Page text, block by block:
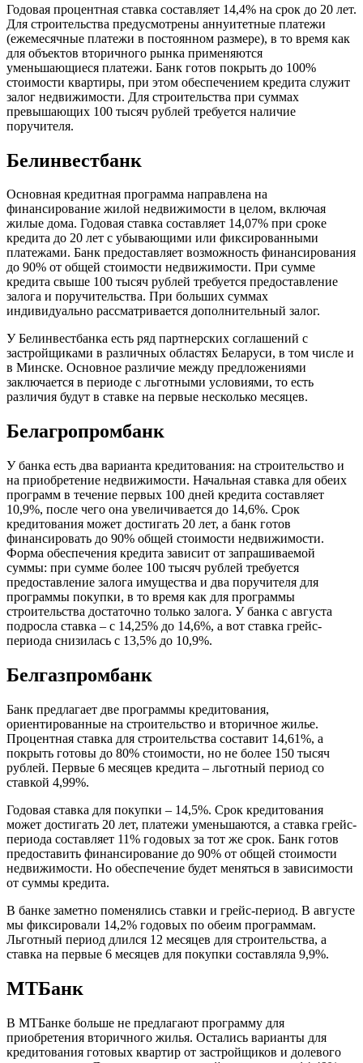
Годовая процентная ставка составляет 14,4% на срок до 20 лет.
Для строительства предусмотрены аннуитетные платежи
(ежемесячные платежи в постоянном размере), в то время как
для объектов вторичного рынка применяются
уменьшающиеся платежи. Банк готов покрыть до 100%
стоимости квартиры, при этом обеспечением кредита служит
залог недвижимости. Для строительства при суммах
превышающих 100 тысяч рублей требуется наличие
поручителя.
Белинвестбанк
Основная кредитная программа направлена на
финансирование жилой недвижимости в целом, включая
жилые дома. Годовая ставка составляет 14,07% при сроке
кредита до 20 лет с убывающими или фиксированными
платежами. Банк предоставляет возможность финансирования
до 90% от общей стоимости недвижимости. При сумме
кредита свыше 100 тысяч рублей требуется предоставление
залога и поручительства. При больших суммах
индивидуально рассматривается дополнительный залог.
У Белинвестбанка есть ряд партнерских соглашений с
застройщиками в различных областях Беларуси, в том числе и
в Минске. Основное различие между предложениями
заключается в периоде с льготными условиями, то есть
различия будут в ставке на первые несколько месяцев.
Белагропромбанк
У банка есть два варианта кредитования: на строительство и
на приобретение недвижимости. Начальная ставка для обеих
программ в течение первых 100 дней кредита составляет
10,9%, после чего она увеличивается до 14,6%. Срок
кредитования может достигать 20 лет, а банк готов
финансировать до 90% общей стоимости недвижимости.
Форма обеспечения кредита зависит от запрашиваемой
суммы: при сумме более 100 тысяч рублей требуется
предоставление залога имущества и два поручителя для
программы покупки, в то время как для программы
строительства достаточно только залога. У банка с августа
подросла ставка – с 14,25% до 14,6%, а вот ставка грейс-
периода снизилась с 13,5% до 10,9%.
Белгазпромбанк
Банк предлагает две программы кредитования,
ориентированные на строительство и вторичное жилье.
Процентная ставка для строительства составит 14,61%, а
покрыть готовы до 80% стоимости, но не более 150 тысяч
рублей. Первые 6 месяцев кредита – льготный период со
ставкой 4,99%.
Годовая ставка для покупки – 14,5%. Срок кредитования
может достигать 20 лет, платежи уменьшаются, а ставка грейс-
периода составляет 11% годовых за тот же срок. Банк готов
предоставить финансирование до 90% от общей стоимости
недвижимости. Но обеспечение будет меняться в зависимости
от суммы кредита.
В банке заметно поменялись ставки и грейс-период. В августе
мы фиксировали 14,2% годовых по обеим программам.
Льготный период длился 12 месяцев для строительства, а
ставка на первые 6 месяцев для покупки составляла 9,9%.
МТБанк
В МТБанке больше не предлагают программу для
приобретения вторичного жилья. Остались варианты для
кредитования готовых квартир от застройщиков и долевого